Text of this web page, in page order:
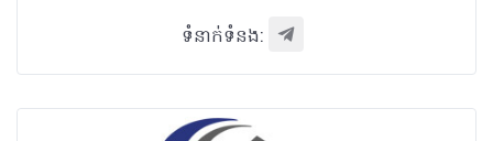
ទំនាក់ទំនង: